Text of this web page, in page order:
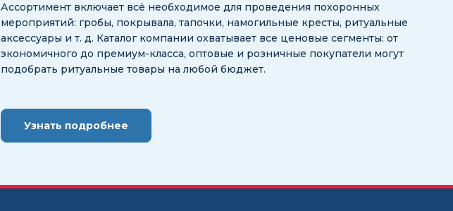
Ассортимент включает всё необходимое для проведения похоронных
мероприятий: гробы, покрывала, тапочки, намогильные кресты, ритуальные
аксессуары и т. д. Каталог компании охватывает все ценовые сегменты: от
экономичного до премиум-класса, оптовые и розничные покупатели могут
подобрать ритуальные товары на любой бюджет.
Узнать подробнее